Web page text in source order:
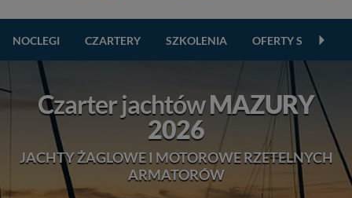
NOCLEGI CZARTERY SZKOLENIA OFERTY
Czarter jachtówMAZURY
2026
JACHTY ŻAGLOWE I MOTOROWE RZETELNYCH
ARMATORÓW